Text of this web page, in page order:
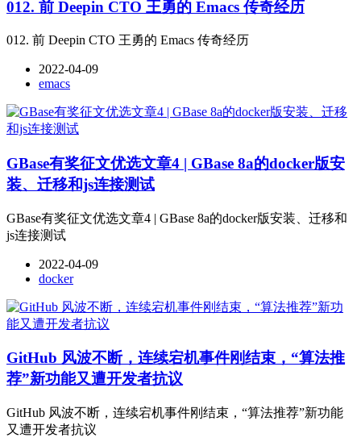
012. 前 Deepin CTO 王勇的 Emacs 传奇经历
012. 前 Deepin CTO 王勇的 Emacs 传奇经历
2022-04-09
emacs
GBase有奖征文优选文章4 | GBase 8a的docker版安
装、迁移和js连接测试
GBase有奖征文优选文章4 | GBase 8a的docker版安装、迁移和
js连接测试
2022-04-09
docker
GitHub 风波不断，连续宕机事件刚结束，“算法推
荐”新功能又遭开发者抗议
GitHub 风波不断，连续宕机事件刚结束，“算法推荐”新功能
又遭开发者抗议